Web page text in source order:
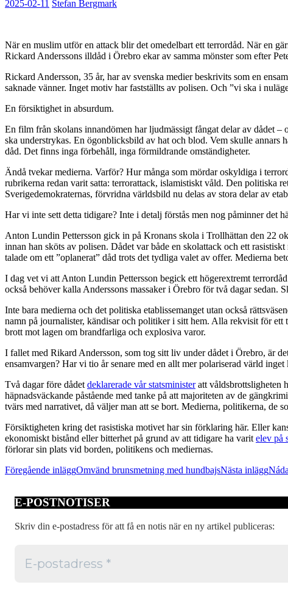
2025-02-11 Stefan Bergmark
När en muslim utför en attack blir det omedelbart ett terrordåd. När en
Rickard Anderssons illdåd i Örebro ekar av samma mönster som efter
Rickard Andersson, 35 år, har av svenska medier beskrivits som en
saknade vänner. Inget motiv har fastställts av polisen. Och ”vi ska i
En försiktighet in absurdum.
En film från skolans innandömen har ljudmässigt fångat delar av dådet
ska understrykas. En ögonblicksbild av hat och blod. Vem skulle annars
dåd. Det finns inga förbehåll, inga förmildrande omständigheter.
Ändå tvekar medierna. Varför? Hur många som mördar oskyldiga i
rubrikerna redan varit satta: terrorattack, islamistiskt våld. Den politiska
Sverigedemokraternas, förvridna världsbild nu delas av stora delar av
Har vi inte sett detta tidigare? Inte i detalj förstås men nog påminner det
Anton Lundin Pettersson gick in på Kronans skola i Trollhättan den 22
innan han sköts av polisen. Dådet var både en skolattack och ett
talade om ett ”oplanerat” dåd trots det tydliga valet av offer. Medierna
I dag vet vi att Anton Lundin Pettersson begick ett högerextremt
också behöver kalla Anderssons massaker i Örebro för två dagar sedan.
Inte bara medierna och det politiska etablissemanget utan också
namn på journalister, kändisar och politiker i sitt hem. Alla rekvisit för ett
brott mot lagen om brandfarliga och explosiva varor.
I fallet med Rikard Andersson, som tog sitt liv under dådet i Örebro, är
ensamvargen? Har vi tio år senare med en allt mer polariserad värld
Två dagar före dådet deklarerade vår statsministeratt våldsbrottsligheten
häpnadsväckande påstående med tanke på att majoriteten av de
tvärs med narrativet, då väljer man att se bort. Medierna, politikerna, de
Försiktigheten kring det rasistiska motivet har sin förklaring här. Eller
ekonomiskt bistånd eller bitterhet på grund av att tidigare ha varit elev på
förlorar sin plats vid borden, politikens och mediernas.
Inläggsnavigering
Föregående inläggOmvänd brunsmetning med hundbajsNästa inlägg
E-POSTNOTISER
Skriv din e-postadress för att få en notis när en ny artikel publiceras: